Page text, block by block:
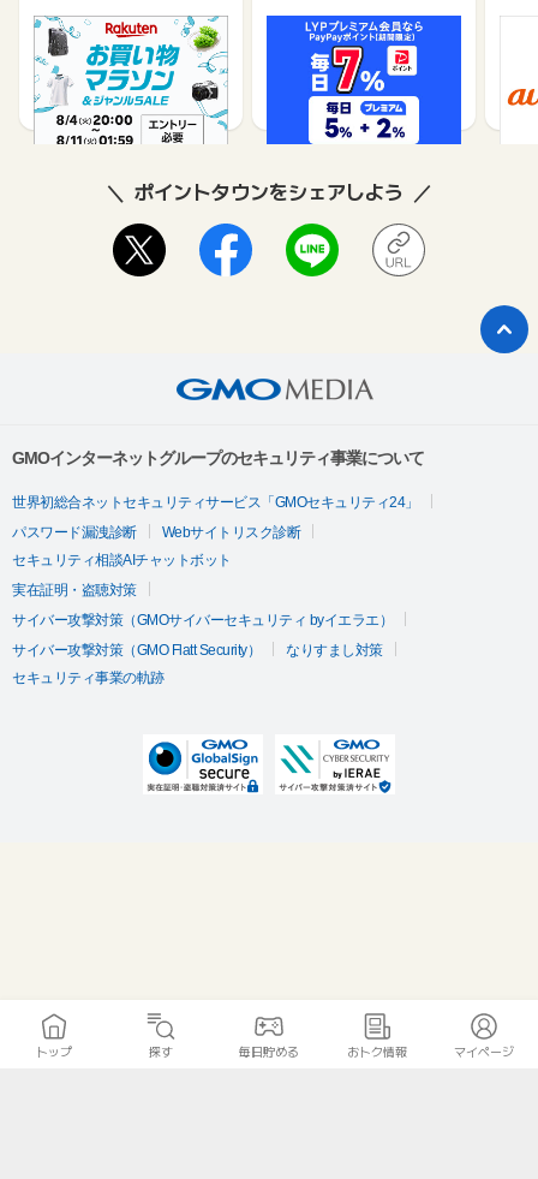
楽天市場
1%
Yahoo!ショッピング
1%
ポイントタウンをシェアしよう
GMOインターネットグループのセキュリティ事業について
世界初総合ネットセキュリティサービス「GMOセキュリティ24」
パスワード漏洩診断
Webサイトリスク診断
セキュリティ相談AIチャットボット
実在証明・盗聴対策
サイバー攻撃対策（GMOサイバーセキュリティ byイエラエ）
サイバー攻撃対策（GMO Flatt Security）
なりすまし対策
セキュリティ事業の軌跡
トップ 探す 毎日貯める おトク情報 マイページ